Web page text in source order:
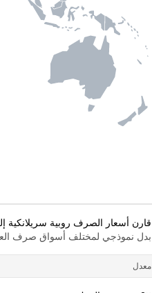
قارن أسعار الصرف روبية سريلانكية
بدل نموذجي لمختلف أسواق صرف
معدل